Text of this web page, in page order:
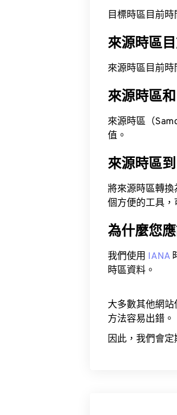
目標時區目前
來源時區
來源時區目前
來源時區
來源時區（
值。
來源時區
將來源時區轉
個方便的工具，
為什麼您
我們使用 IANA
時區資料。
大多數其他網
方法容易出錯。
因此，我們會